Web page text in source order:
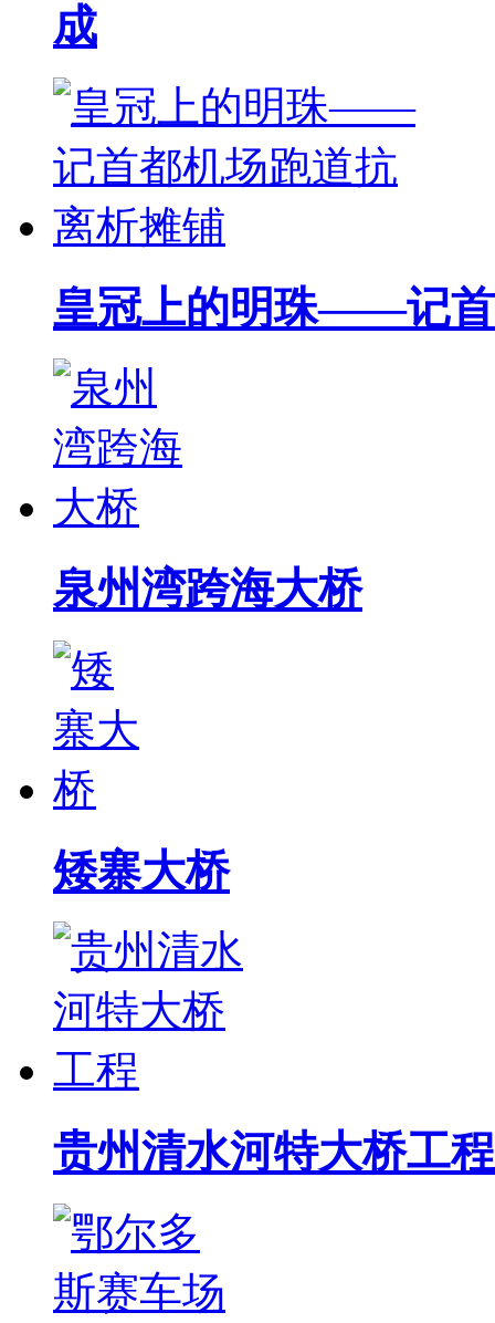
成
皇冠上的明珠——记
泉州湾跨海大桥
矮寨大桥
贵州清水河特大桥工程